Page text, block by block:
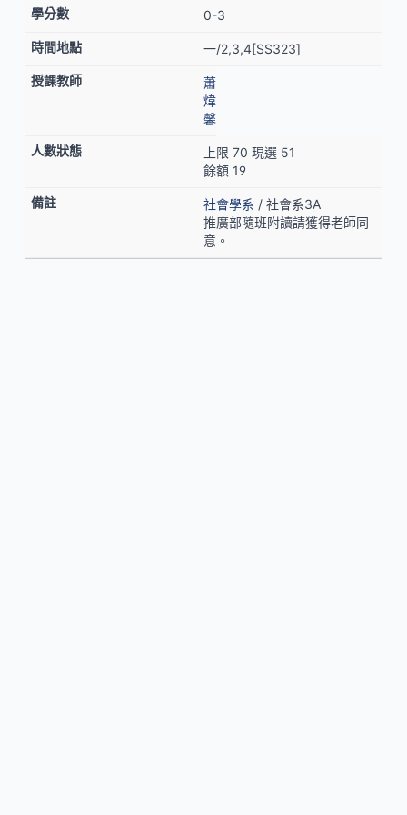
0-3
一/2,3,4[SS323]
蕭
煒
馨
上限 70 現選 51
餘額 19
社會學系 / 社會系3A
推廣部隨班附讀請獲得老師同
意。